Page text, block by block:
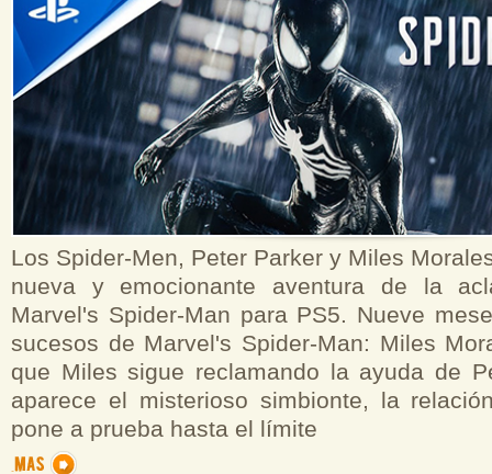
Los Spider-Men, Peter Parker y Miles
nueva y emocionante aventura de la
Marvel's Spider-Man para PS5. Nueve
sucesos de Marvel's Spider-Man: Miles
que Miles sigue reclamando la ayuda de
aparece el misterioso simbionte, la
pone a prueba hasta el límite